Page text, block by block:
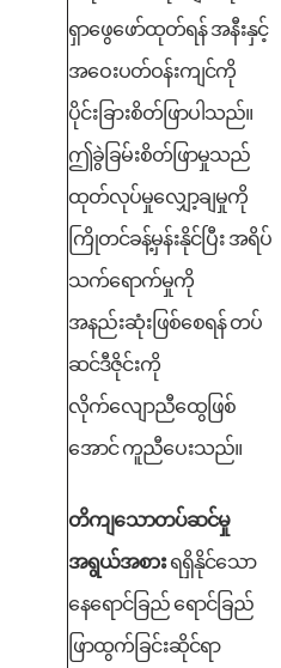
ရှာဖွေဖော်ထုတ်ရန် အနီးနှင့်
အဝေးပတ်ဝန်းကျင်ကို
ပိုင်းခြားစိတ်ဖြာပါသည်။
ဤခွဲခြမ်းစိတ်ဖြာမှုသည်
ထုတ်လုပ်မှုလျှော့ချမှုကို
ကြိုတင်ခန့်မှန်းနိုင်ပြီး အရိပ်
သက်ရောက်မှုကို
အနည်းဆုံးဖြစ်စေရန် တပ်
ဆင်ဒီဇိုင်းကို
လိုက်လျောညီထွေဖြစ်
အောင် ကူညီပေးသည်။
တိကျသောတပ်ဆင်မှု
အရွယ်အစားရရှိနိုင်သော
နေရောင်ခြည် ရောင်ခြည်
ဖြာထွက်ခြင်းဆိုင်ရာ